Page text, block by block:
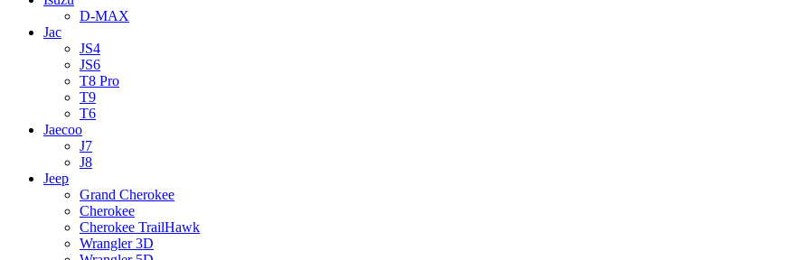
D-MAX
Jac
JS4
JS6
T8 Pro
T9
T6
Jaecoo
J7
J8
Jeep
Grand Cherokee
Cherokee
Cherokee TrailHawk
Wrangler 3D